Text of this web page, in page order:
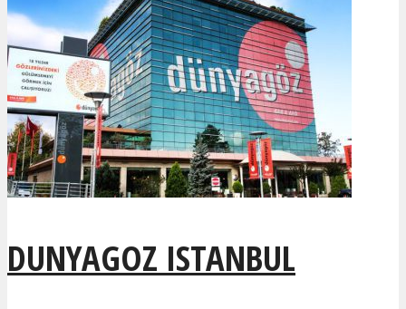
DUNYAGOZ ISTANBUL